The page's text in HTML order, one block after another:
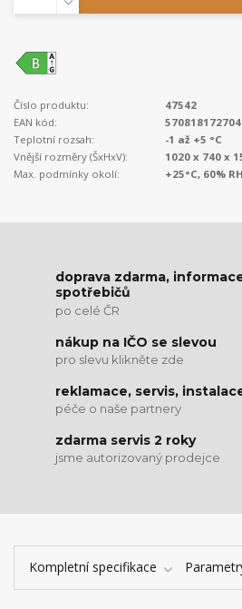
Číslo produktu:
47542
EAN kód:
Teplotní rozsah:
-1 až +5 °C
Vnější rozměry (ŠxHxV):
1020 x 740 x
Max. podmínky okolí:
+25°C, 60% RH
doprava zdarma,
spotřebičů
po celé ČR
nákup na IČO se slevou
pro slevu klikněte zde
reklamace, servis,
péče o naše partnery
zdarma servis 2 roky
jsme autorizovaný prodejce
Kompletní specifikace